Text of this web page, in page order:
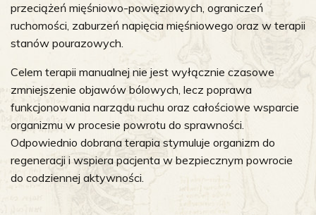
przeciążeń mięśniowo-powięziowych, ograniczeń
ruchomości, zaburzeń napięcia mięśniowego oraz w terapii
stanów pourazowych.
Celem terapii manualnej nie jest wyłącznie czasowe
zmniejszenie objawów bólowych, lecz poprawa
funkcjonowania narządu ruchu oraz całościowe wsparcie
organizmu w procesie powrotu do sprawności.
Odpowiednio dobrana terapia stymuluje organizm do
regeneracji i wspiera pacjenta w bezpiecznym powrocie
do codziennej aktywności.